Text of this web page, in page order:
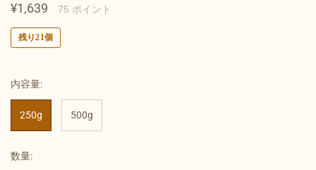
¥1,639 75 ポイント
残り21個
内容量:
250g 500g
数量: